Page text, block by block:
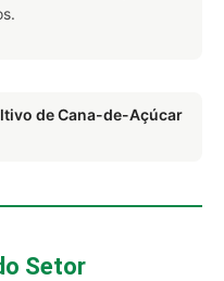
de Cana-de-Açúcar
Setor